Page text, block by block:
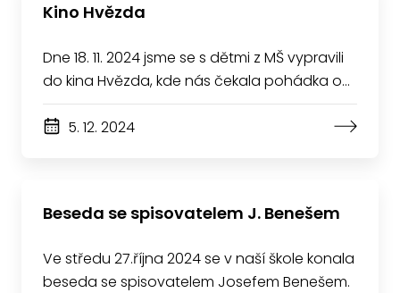
Kino Hvězda
Dne 18. 11. 2024 jsme se s dětmi z MŠ vypravili
do kina Hvězda, kde nás čekala pohádka o…
5. 12. 2024
Beseda se spisovatelem J. Benešem
Ve středu 27.října 2024 se v naší škole konala
beseda se spisovatelem Josefem Benešem.